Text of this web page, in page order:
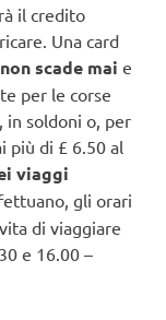
il credito
Una card
non scade mai e
per le corse
in soldoni o, per
più di £ 6.50 al
viaggi
gli orari
di viaggiare
e 16.00 –